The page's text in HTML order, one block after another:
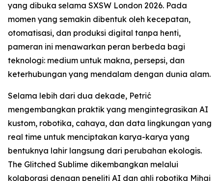
yang dibuka selama SXSW London 2026. Pada
momen yang semakin dibentuk oleh kecepatan,
otomatisasi, dan produksi digital tanpa henti,
pameran ini menawarkan peran berbeda bagi
teknologi: medium untuk makna, persepsi, dan
keterhubungan yang mendalam dengan dunia alam.
Selama lebih dari dua dekade, Petrić
mengembangkan praktik yang mengintegrasikan AI
kustom, robotika, cahaya, dan data lingkungan yang
real time untuk menciptakan karya-karya yang
bentuknya lahir langsung dari perubahan ekologis.
The Glitched Sublime dikembangkan melalui
kolaborasi dengan peneliti AI dan ahli robotika Mihai